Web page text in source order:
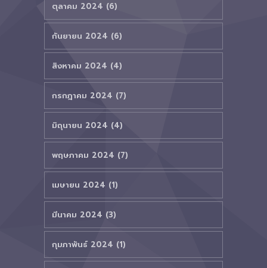
ตุลาคม 2024 (6)
กันยายน 2024 (6)
สิงหาคม 2024 (4)
กรกฎาคม 2024 (7)
มิถุนายน 2024 (4)
พฤษภาคม 2024 (7)
เมษายน 2024 (1)
มีนาคม 2024 (3)
กุมภาพันธ์ 2024 (1)